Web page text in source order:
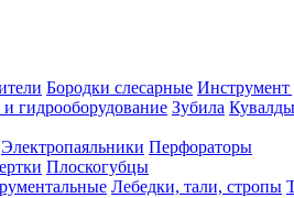
Бородки слесарные Инструмент
гидрооборудование Зубила Кувалды
Электропаяльники Перфораторы
Плоскогубцы
Лебедки, тали, стропы